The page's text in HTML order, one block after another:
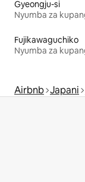
Gyeongju-si
Fujikawaguchiko
Airbnb Japani